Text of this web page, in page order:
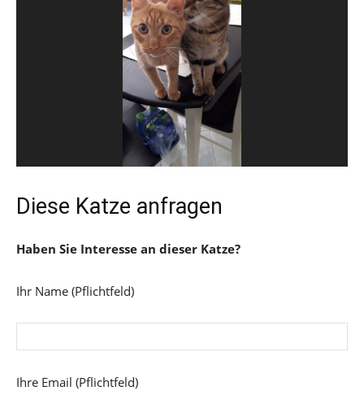
Diese Katze anfragen
Haben Sie Interesse an dieser Katze?
Ihr Name (Pflichtfeld)
Ihre Email (Pflichtfeld)